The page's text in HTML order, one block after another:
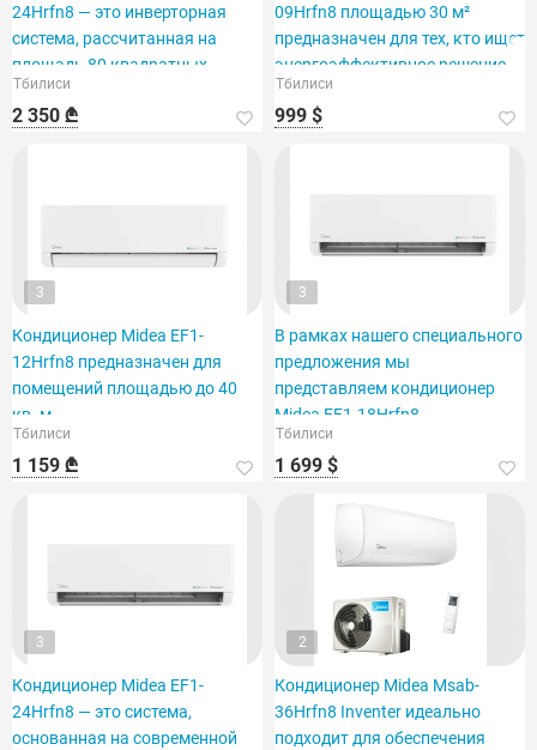
24Hrfn8 — это инверторная
система, рассчитанная на
площадь 80 квадратных
метров.
Тбилиси
2 350 ₾
09Hrfn8 площадью 30 м²
предназначен для тех, кто ищет
энергоэффективное решение.
Тбилиси
999 $
3
Кондиционер Midea EF1-
12Hrfn8 предназначен для
помещений площадью до 40
кв. м.
Тбилиси
1 159 ₾
3
В рамках нашего специального
предложения мы
представляем кондиционер
Midea EF1-18Hrfn8,
рассчитанный на площадь 60
кв. футов.
Тбилиси
1 699 $
3
Кондиционер Midea EF1-
24Hrfn8 — это система,
основанная на современной
2
Кондиционер Midea Msab-
36Hrfn8 Inventer идеально
подходит для обеспечения